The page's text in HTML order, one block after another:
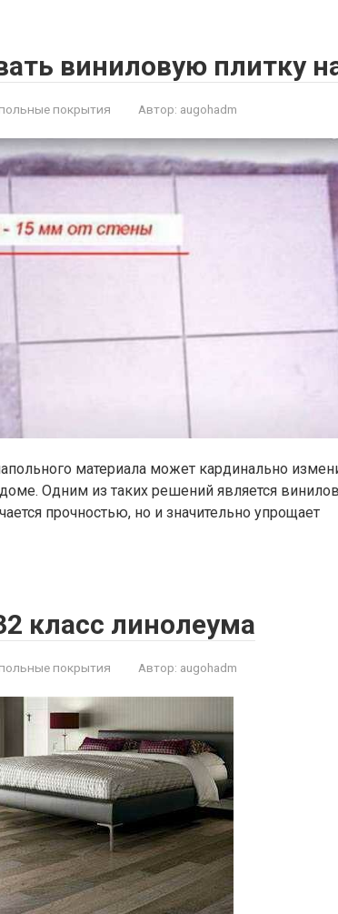
виниловую плитку
покрытия Автор: augohadm
материала может кардинально
Одним из таких решений является
прочностью, но и значительно упрощает
класс линолеума
покрытия Автор: augohadm